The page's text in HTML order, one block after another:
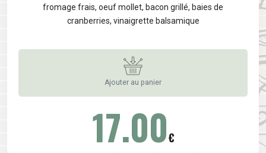
fromage frais, oeuf mollet, bacon grillé, baies de
cranberries, vinaigrette balsamique
Ajouter au panier
17.00€